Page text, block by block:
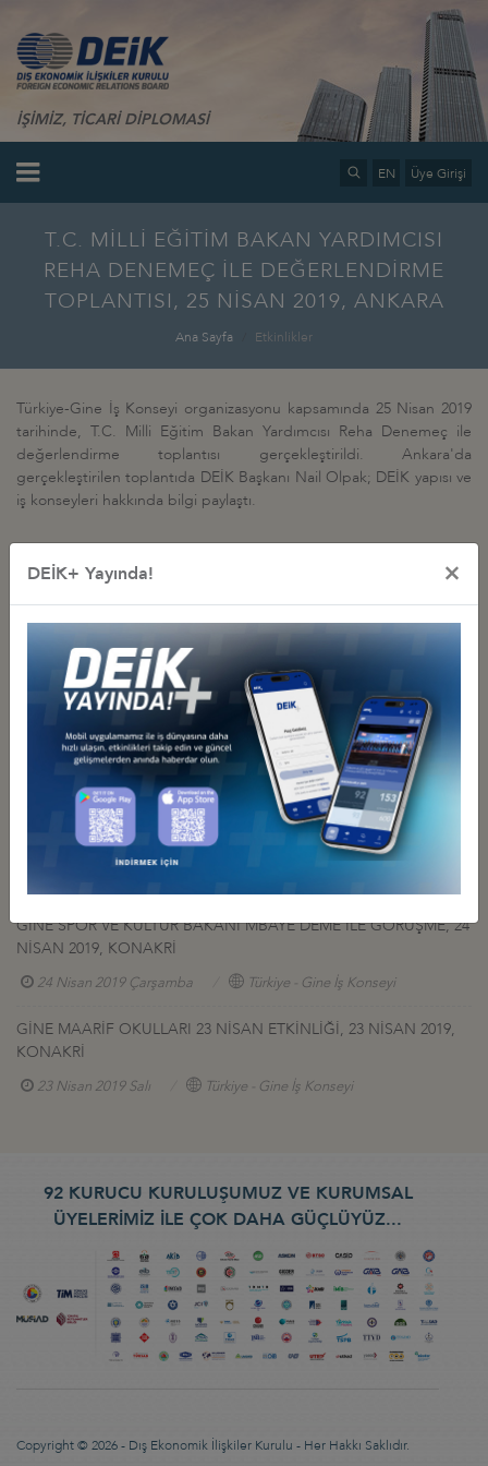
İŞİMİZ, TİCARİ DİPLOMASİ
EN Üye Girişi
T.C. MİLLİ EĞİTİM BAKAN YARDIMCISI
REHA DENEMEÇ İLE DEĞERLENDİRME
TOPLANTISI, 25 NİSAN 2019, ANKARA
Ana Sayfa Etkinlikler
Türkiye-Gine İş Konseyi organizasyonu kapsamında 25 Nisan 2019
tarihinde, T.C. Milli Eğitim Bakan Yardımcısı Reha Denemeç ile
değerlendirme toplantısı gerçekleştirildi. Ankara'da
gerçekleştirilen toplantıda DEİK Başkanı Nail Olpak; DEİK yapısı ve
iş konseyleri hakkında bilgi paylaştı.
GİNE SPOR BAKANI İLE HYBRİD TOPLANTI
04 Aralık 2020 Cuma Türkiye - Gine İş Konseyi
TÜRKİYE-GİNE INTERCONNECTED BUSİNESS TOPLANTISI
18 Ağustos 2020 Salı Türkiye - Gine İş Konseyi
GİNE CUMHURBAŞKANI’NIN TÜRKİYE-GİNE İŞ KONSEYİ İLE
GERÇEKLEŞTİRDİĞİ TOPLANTI, 3 MAYIS 2019, İSTANBUL
GİNE SPOR VE KÜLTÜR BAKANI MBAYE DEME İLE GÖRÜŞME, 24
NİSAN 2019, KONAKRİ
24 Nisan 2019 Çarşamba Türkiye - Gine İş Konseyi
GİNE MAARİF OKULLARI 23 NİSAN ETKİNLİĞİ, 23 NİSAN 2019,
KONAKRİ
23 Nisan 2019 Salı Türkiye - Gine İş Konseyi
92 KURUCU KURULUŞUMUZ VE KURUMSAL
ÜYELERİMİZ İLE ÇOK DAHA GÜÇLÜYÜZ...
Copyright © 2026 - Dış Ekonomik İlişkiler Kurulu - Her Hakkı Saklıdır.
DEİK+ Yayında! ×